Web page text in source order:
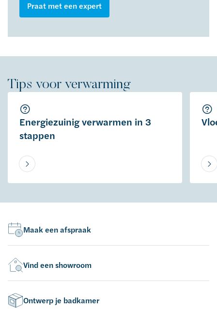
Praat met een expert
Tips voor verwarming
Energiezuinig verwarmen in 3
stappen
Maak een afspraak
Vind een showroom
Ontwerp je badkamer